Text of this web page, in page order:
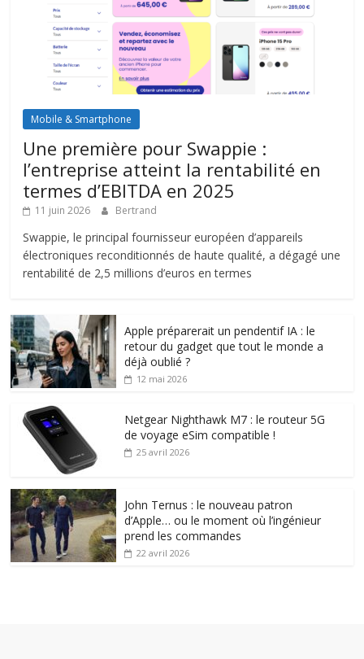
Mobile & Smartphone
Une première pour Swappie :
l’entreprise atteint la rentabilité en
termes d’EBITDA en 2025
11 juin 2026 Bertrand
Swappie, le principal fournisseur européen d’appareils
électroniques reconditionnés de haute qualité, a dégagé une
rentabilité de 2,5 millions d’euros en termes
Apple préparerait un pendentif IA : le
retour du gadget que tout le monde a
déjà oublié ?
12 mai 2026
Netgear Nighthawk M7 : le routeur 5G
de voyage eSim compatible !
25 avril 2026
John Ternus : le nouveau patron
d’Apple… ou le moment où l’ingénieur
prend les commandes
22 avril 2026